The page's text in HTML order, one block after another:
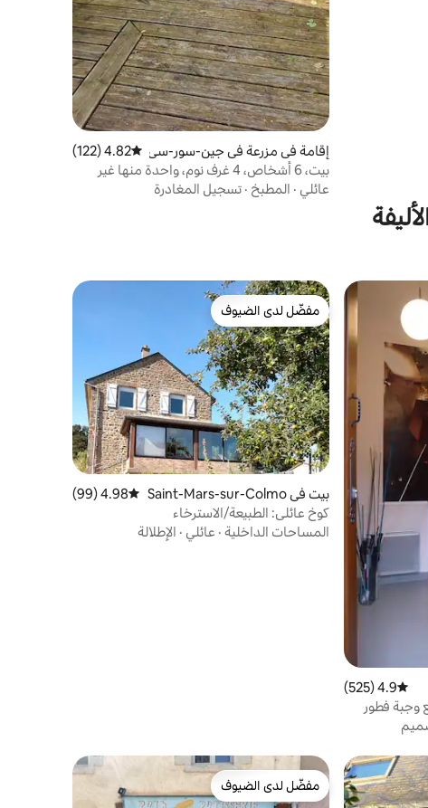
إقامة في مزرعة في جين-سور-سي
ش
متوسط التقييم 4.82 من 5، 122 مراجعات
4.82 (122)
بيت، 6 أشخاص، 4 غرف نوم، واحدة منها غير
تقليدية.
عائلي · المطبخ · تسجيل المغادرة
متوسط التقييم 4.9 من 5، 525 مراجعات
4.9 (525)
مفضّل لدى الضيوف
مفضّل لدى الضيوف
بيت في Saint-Mars-sur-Colmo
nt
متوسط التقييم 4.98 من 5، 99 مراجعات
4.98 (99)
كوخ عائلي: الطبيعة/الاسترخاء
المساحات الداخلية · عائلي · الإطلالة
مفضّل لدى الضيوف
مفضّل لدى الضيوف